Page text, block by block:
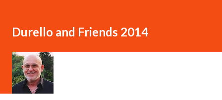
Durello and Friends 2014